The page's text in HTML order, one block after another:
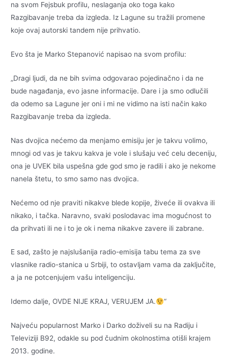
na svom Fejsbuk profilu, neslaganja oko toga kako
Razgibavanje treba da izgleda. Iz Lagune su tražili promene
koje ovaj autorski tandem nije prihvatio.
Evo šta je Marko Stepanović napisao na svom profilu:
„Dragi ljudi, da ne bih svima odgovarao pojedinačno i da ne
bude nagađanja, evo jasne informacije. Dare i ja smo odlučili
da odemo sa Lagune jer oni i mi ne vidimo na isti način kako
Razgibavanje treba da izgleda.
Nas dvojica nećemo da menjamo emisiju jer je takvu volimo,
mnogi od vas je takvu kakva je vole i slušaju već celu deceniju,
ona je UVEK bila uspešna gde god smo je radili i ako je nekome
nanela štetu, to smo samo nas dvojica.
Nećemo od nje praviti nikakve blede kopije, živeće ili ovakva ili
nikako, i tačka. Naravno, svaki poslodavac ima mogućnost to
da prihvati ili ne i to je ok i nema nikakve zavere ili zabrane.
E sad, zašto je najslušanija radio-emisija tabu tema za sve
vlasnike radio-stanica u Srbiji, to ostavljam vama da zaključite,
a ja ne potcenjujem vašu inteligenciju.
Idemo dalje, OVDE NIJE KRAJ, VERUJEM JA. “
Najveću popularnost Marko i Darko doživeli su na Radiju i
Televiziji B92, odakle su pod čudnim okolnostima otišli krajem
2013. godine.